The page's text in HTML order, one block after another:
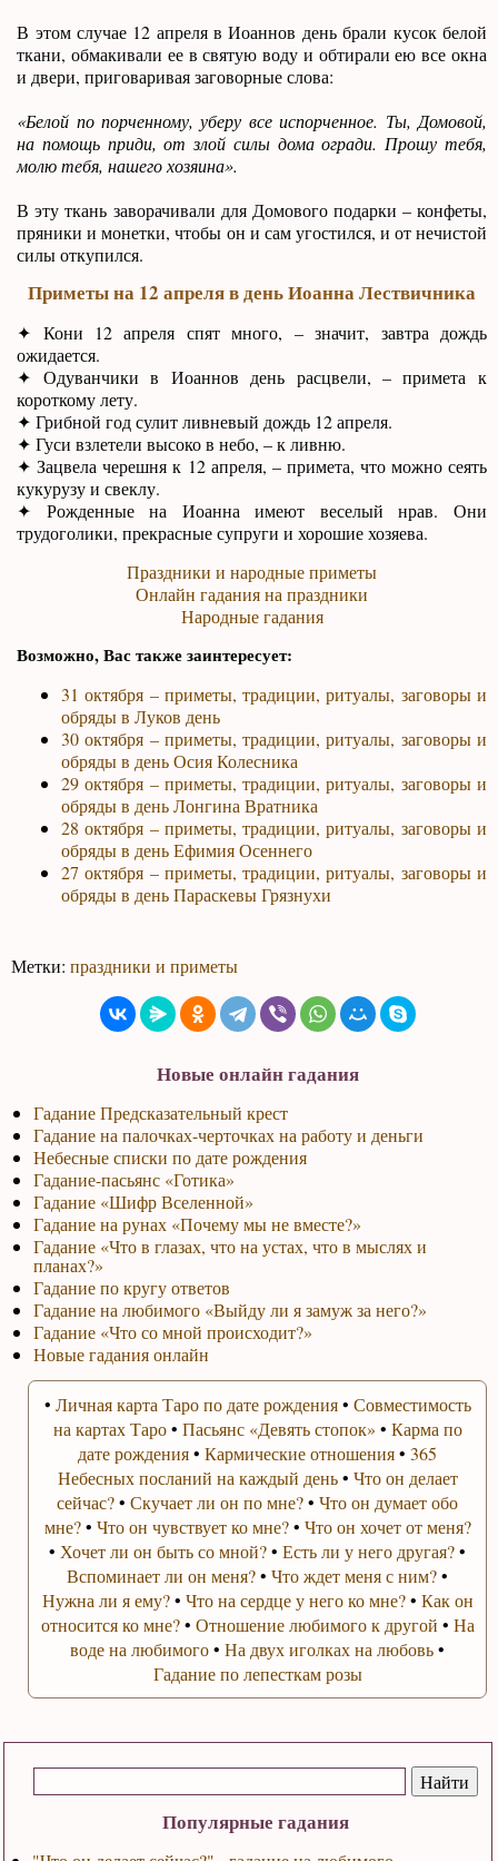
Популярные гадания
В этом случае 12 апреля в Иоаннов день брали кусок белой
ткани, обмакивали ее в святую воду и обтирали ею все окна
и двери, приговаривая заговорные слова:
«Белой по порченному, уберу все испорченное. Ты, Домовой,
на помощь приди, от злой силы дома огради. Прошу тебя,
молю тебя, нашего хозяина».
В эту ткань заворачивали для Домового подарки – конфеты,
пряники и монетки, чтобы он и сам угостился, и от нечистой
силы откупился.
Приметы на 12 апреля в день Иоанна Лествичника
✦ Кони 12 апреля спят много, – значит, завтра дождь
ожидается.
✦ Одуванчики в Иоаннов день расцвели, – примета к
короткому лету.
✦ Грибной год сулит ливневый дождь 12 апреля.
✦ Гуси взлетели высоко в небо, – к ливню.
✦ Зацвела черешня к 12 апреля, – примета, что можно сеять
кукурузу и свеклу.
✦ Рожденные на Иоанна имеют веселый нрав. Они
трудоголики, прекрасные супруги и хорошие хозяева.
Праздники и народные приметы
Онлайн гадания на праздники
Народные гадания
Возможно, Вас также заинтересует:
31 октября – приметы, традиции, ритуалы, заговоры и
обряды в Луков день
30 октября – приметы, традиции, ритуалы, заговоры и
обряды в день Осия Колесника
29 октября – приметы, традиции, ритуалы, заговоры и
обряды в день Лонгина Вратника
28 октября – приметы, традиции, ритуалы, заговоры и
обряды в день Ефимия Осеннего
27 октября – приметы, традиции, ритуалы, заговоры и
обряды в день Параскевы Грязнухи
Метки:праздники и приметы
Новые онлайн гадания
Гадание Предсказательный крест
Гадание на палочках-черточках на работу и деньги
Небесные списки по дате рождения
Гадание-пасьянс «Готика»
Гадание «Шифр Вселенной»
Гадание на рунах «Почему мы не вместе?»
Гадание «Что в глазах, что на устах, что в мыслях и
планах?»
Гадание по кругу ответов
Гадание на любимого «Выйду ли я замуж за него?»
Гадание «Что со мной происходит?»
Новые гадания онлайн
• Личная карта Таро по дате рождения• Совместимость
на картах Таро• Пасьянс «Девять стопок» • Карма по
дате рождения•Кармические отношения•365
Небесных посланий на каждый день• Что он делает
сейчас?•Скучает ли он по мне?•Что он думает обо
мне?• Что он чувствует ко мне?• Что он хочет от меня?
• Хочет ли он быть со мной?•Есть ли у него другая?•
Вспоминает ли он меня?•Что ждет меня с ним?•
Нужна ли я ему?• Что на сердце у него ко мне?• Как он
относится ко мне?• Отношение любимого к другой • На
воде на любимого•На двух иголках на любовь•
Гадание по лепесткам розы